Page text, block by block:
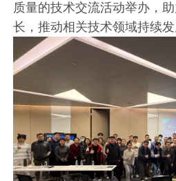
质量的技术交流活动举办，
长，推动相关技术领域持续发